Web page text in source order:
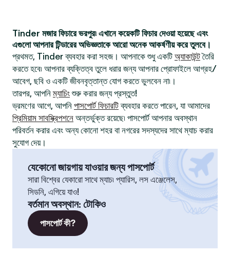
Tinder মজার ফিচারে ভরপুর৷ এখানে কয়েকটি ফিচার দেওয়া হয়েছে এবং
এগুলো আপনার টিন্ডারের অভিজ্ঞতাকে আরো অনেক আকর্ষণীয় করে তুলবে।
প্রথমত, Tinder ব্যবহার করা সহজ। আপনাকে শুধু একটি অ্যাকাউন্টতৈরি
করতে হবে৷ আপনার ব্যক্তিত্ব তুলে ধরার জন্য আপনার প্রোফাইলে আগ্রহ/
আবেগ, ছবি ও একটি জীবনবৃত্তান্ত যোগ করতে ভুলবেন না৷।
তারপর, আপনিম্যাচিং শুরু করার জন্য প্রস্তুত!
ভ্রমণের আগে, আপনি পাসপোর্ট ফিচারটিব্যবহার করতে পারেন, যা আমাদের
প্রিমিয়াম সাবস্ক্রিপশনে অন্তর্ভুক্ত রয়েছে৷ পাসপোর্ট আপনার অবস্থান
পরিবর্তন করার এবং অন্য কোনো শহর বা নগরের সদস্যদের সাথে ম্যাচ করার
সুযোগ দেয়।
যেকোনো জায়গায় যাওয়ার জন্য পাসপোর্ট
সারা বিশ্বের যেকারো সাথে ম্যাচ৷ প্যারিস, লস এঞ্জেলেস,
সিডনি, এগিয়ে যাও!
বর্তমান অবস্থান: টোকিও
পাসপোর্ট কী?